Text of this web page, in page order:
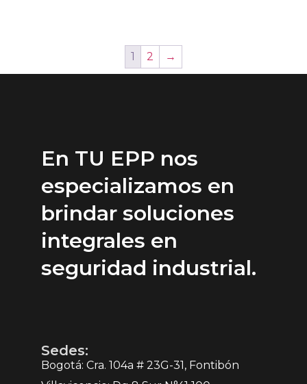
1 2 →
En TU EPP nos
especializamos en
brindar soluciones
integrales en
seguridad industrial.
Sedes:
Bogotá: Cra. 104a # 23G-31, Fontibón